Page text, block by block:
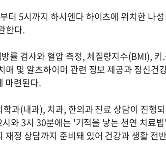
터 5시까지 하시엔다 하이츠에 위치한 나
한다.
률 검사와 혈압 측정, 체질량지수(BMI),
매 및 알츠하이머 관련 정보 제공과 정신건
마련된다.
학과(내과), 치과, 한의과 진료 상담이 진행
와 3시 30분에는 '기적을 낳는 천연 치료
재정 상담까지 준비돼 있어 건강과 생활 전